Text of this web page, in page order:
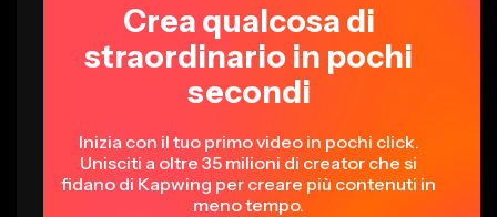
Crea qualcosa di
straordinario in pochi
secondi
Inizia con il tuo primo video in pochi click.
Unisciti a oltre 35 milioni di creator che si
fidano di Kapwing per creare più contenuti in
meno tempo.